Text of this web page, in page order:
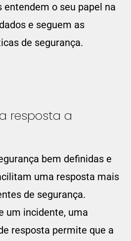
entendem o seu papel na
e seguem as
de segurança.
resposta a
bem definidas e
uma resposta mais
de segurança.
um incidente, uma
resposta permite que a